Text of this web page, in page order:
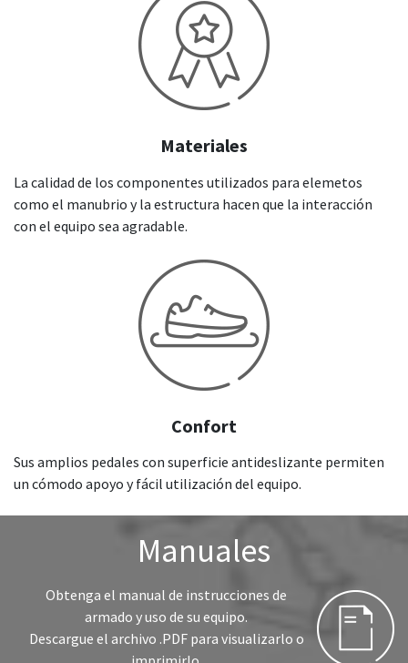
Materiales
La calidad de los componentes utilizados para elemetos
como el manubrio y la estructura hacen que la interacción
con el equipo sea agradable.
Confort
Sus amplios pedales con superficie antideslizante permiten
un cómodo apoyo y fácil utilización del equipo.
Manuales
Obtenga el manual de instrucciones de
armado y uso de su equipo.
Descargue el archivo .PDF para visualizarlo o